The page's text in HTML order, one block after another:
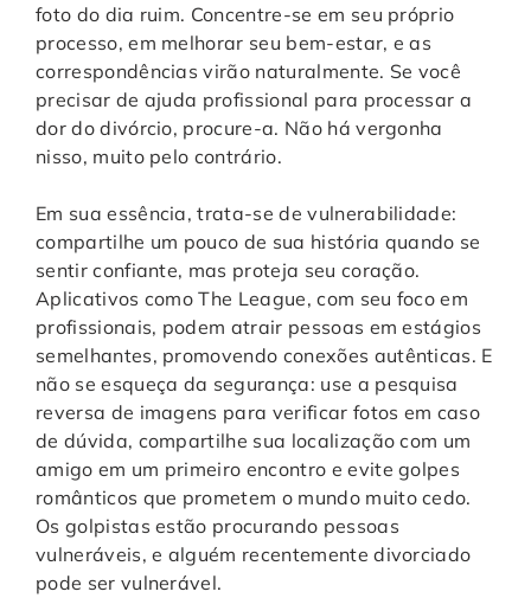
foto do dia ruim. Concentre-se em seu próprio
processo, em melhorar seu bem-estar, e as
correspondências virão naturalmente. Se você
precisar de ajuda profissional para processar a
dor do divórcio, procure-a. Não há vergonha
nisso, muito pelo contrário.
Em sua essência, trata-se de vulnerabilidade:
compartilhe um pouco de sua história quando se
sentir confiante, mas proteja seu coração.
Aplicativos como The League, com seu foco em
profissionais, podem atrair pessoas em estágios
semelhantes, promovendo conexões autênticas. E
não se esqueça da segurança: use a pesquisa
reversa de imagens para verificar fotos em caso
de dúvida, compartilhe sua localização com um
amigo em um primeiro encontro e evite golpes
românticos que prometem o mundo muito cedo.
Os golpistas estão procurando pessoas
vulneráveis, e alguém recentemente divorciado
pode ser vulnerável.